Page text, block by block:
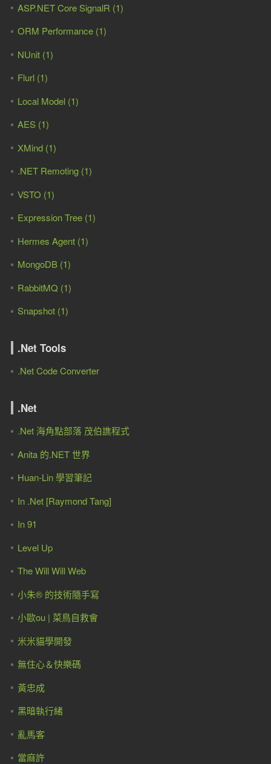
ASP.NET Core SignalR (1)
ORM Performance (1)
NUnit (1)
Flurl (1)
Local Model (1)
AES (1)
XMind (1)
.NET Remoting (1)
VSTO (1)
Expression Tree (1)
Hermes Agent (1)
MongoDB (1)
RabbitMQ (1)
Snapshot (1)
.Net Tools
.Net Code Converter
.Net
.Net 海角點部落 茂伯譙程式
Anita 的.NET 世界
Huan-Lin 學習筆記
In .Net [Raymond Tang]
In 91
Level Up
The Will Will Web
小朱® 的技術隨手寫
小歐ou | 菜鳥自救會
米米貓學開發
無住心＆快樂碼
黃忠成
黑暗執行緒
亂馬客
當麻許